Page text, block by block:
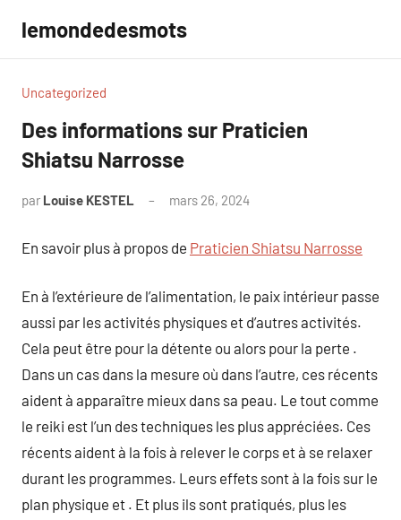
contenu
lemondedesmots
Uncategorized
Des informations sur Praticien
Shiatsu Narrosse
par Louise KESTEL mars 26, 2024
En savoir plus à propos de Praticien Shiatsu Narrosse
En à l’extérieure de l’alimentation, le paix intérieur passe
aussi par les activités physiques et d’autres activités.
Cela peut être pour la détente ou alors pour la perte .
Dans un cas dans la mesure où dans l’autre, ces récents
aident à apparaître mieux dans sa peau. Le tout comme
le reiki est l’un des techniques les plus appréciées. Ces
récents aident à la fois à relever le corps et à se relaxer
durant les programmes. Leurs effets sont à la fois sur le
plan physique et . Et plus ils sont pratiqués, plus les